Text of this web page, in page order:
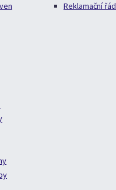
Reklamační řád